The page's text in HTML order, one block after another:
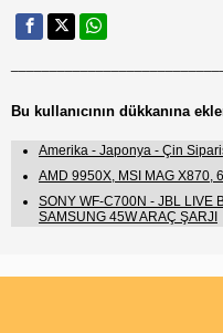
Bu kullanıcının dükkanına
Amerika - Japonya - Çin
AMD 9950X, MSI MAG X870,
SONY WF-C700N - JBL LIVE
SAMSUNG 45W ARAÇ ŞARJI